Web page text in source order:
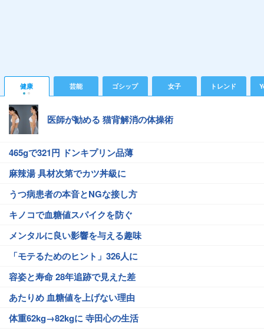
健康 芸能 ゴシップ 女子 トレンド
医師が勧める 猫背解消の体操術
465gで321円 ドンキプリン品薄
麻辣湯 具材次第でカツ丼級に
うつ病患者の本音とNGな接し方
キノコで血糖値スパイクを防ぐ
メンタルに良い影響を与える趣味
「モテるためのヒント」326人に
容姿と寿命 28年追跡で見えた差
あたりめ 血糖値を上げない理由
体重62kg→82kgに 寺田心の生活